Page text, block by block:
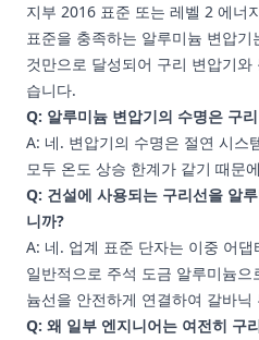
지부 2016 표준 또는 레벨 2 에너
표준을 충족하는 알루미늄 변압
것만으로 달성되어 구리 변압기
습니다.
Q: 알루미늄 변압기의 수명은 구
A: 네. 변압기의 수명은 절연 시스
모두 온도 상승 한계가 같기 때문
Q: 건설에 사용되는 구리선을 알
니까?
A: 네. 업계 표준 단자는 이중 어
일반적으로 주석 도금 알루미늄
늄선을 안전하게 연결하여 갈바
Q: 왜 일부 엔지니어는 여전히 구